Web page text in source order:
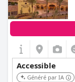
Accessible
Généré par IA